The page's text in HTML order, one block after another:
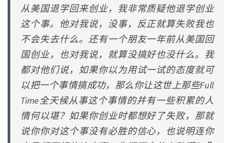
从美国退学回来创业，我非常质疑他退学创业
这个事。他对我说，没事，反正就算失败我也
不会失去什么。还有一个朋友一年前从美国回
国创业，也对我说，就算没搞好也没什么。我
都对他们说，如果你以为用试一试的态度就可
以把一个事情搞成功，那么你让这世上那些Full
Time全天候从事这个事情的并有一些积累的人
情何以堪？如果你创业时都想好了失败，那就
说你你对这个事没有必胜的信心，也说明连你